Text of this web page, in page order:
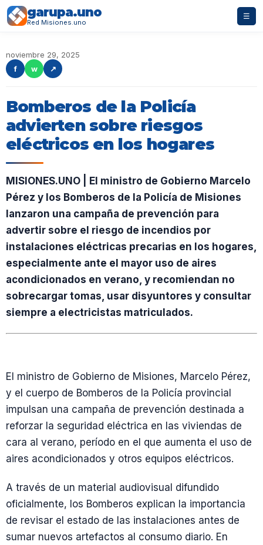
garupa.uno
Red Misiones.uno
☰
noviembre 29, 2025
f
w ↗
Bomberos de la Policía
advierten sobre riesgos
eléctricos en los hogares
MISIONES.UNO | El ministro de Gobierno Marcelo
Pérez y los Bomberos de la Policía de Misiones
lanzaron una campaña de prevención para
advertir sobre el riesgo de incendios por
instalaciones eléctricas precarias en los hogares,
especialmente ante el mayor uso de aires
acondicionados en verano, y recomiendan no
sobrecargar tomas, usar disyuntores y consultar
siempre a electricistas matriculados.
El ministro de Gobierno de Misiones, Marcelo Pérez,
y el cuerpo de Bomberos de la Policía provincial
impulsan una campaña de prevención destinada a
reforzar la seguridad eléctrica en las viviendas de
cara al verano, período en el que aumenta el uso de
aires acondicionados y otros equipos eléctricos.
A través de un material audiovisual difundido
oficialmente, los Bomberos explican la importancia
de revisar el estado de las instalaciones antes de
sumar nuevos artefactos al consumo diario. En